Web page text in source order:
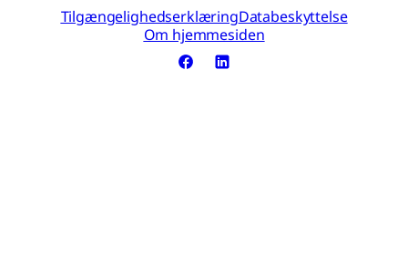
TilgængelighedserklæringDatabeskyttelse
Om hjemmesiden